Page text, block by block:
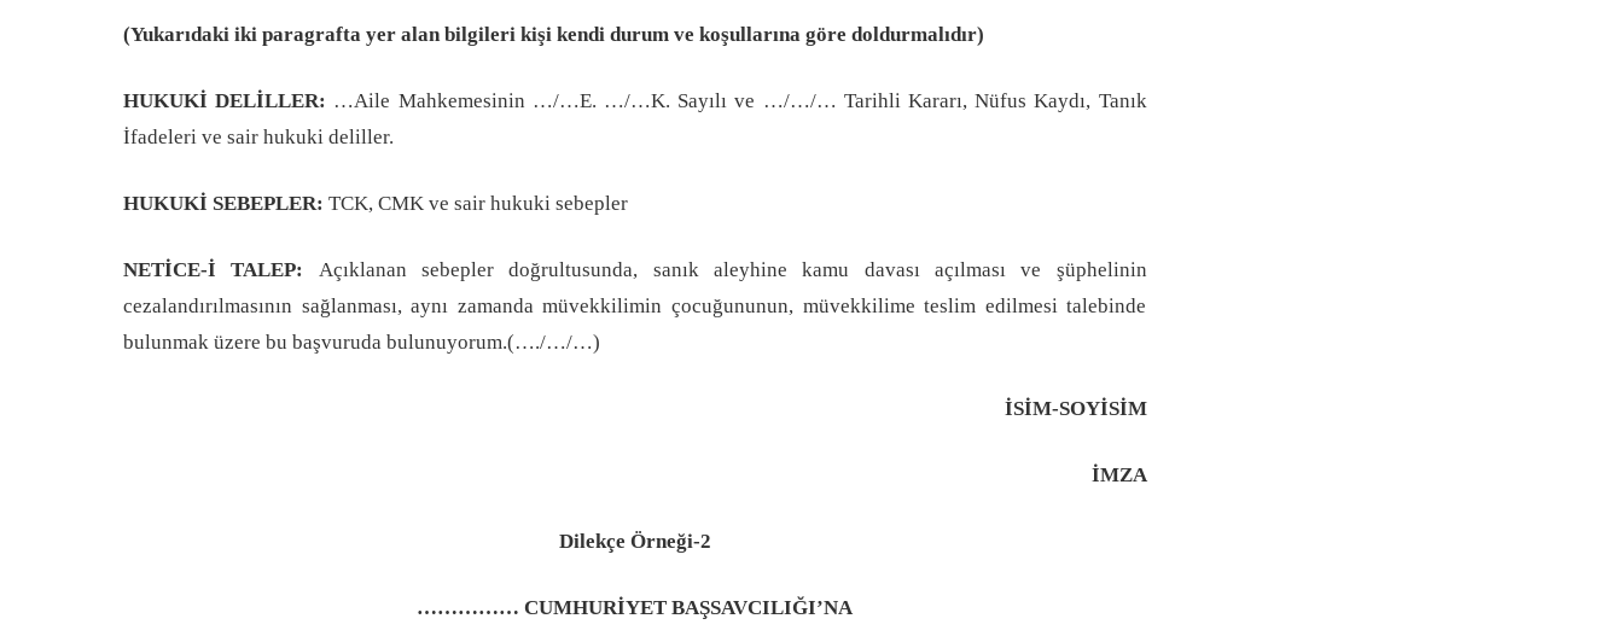
(Yukarıdaki iki paragrafta yer alan bilgileri kişi kendi durum ve koşullarına göre doldurmalıdır)
HUKUKİ DELİLLER: …Aile Mahkemesinin …/…E. …/…K. Sayılı ve …/…/… Tarihli Kararı, Nüfus Kaydı, Tanık
İfadeleri ve sair hukuki deliller.
HUKUKİ SEBEPLER: TCK, CMK ve sair hukuki sebepler
NETİCE-İ TALEP: Açıklanan sebepler doğrultusunda, sanık aleyhine kamu davası açılması ve şüphelinin
cezalandırılmasının sağlanması, aynı zamanda müvekkilimin çocuğununun, müvekkilime teslim edilmesi talebinde
bulunmak üzere bu başvuruda bulunuyorum.(…./…/…)
İSİM-SOYİSİM
İMZA
Dilekçe Örneği-2
…………… CUMHURİYET BAŞSAVCILIĞI’NA